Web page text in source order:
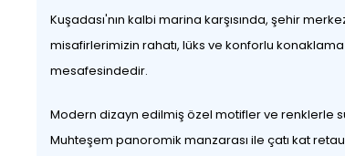
Kuşadası'nın kalbi marina karşısında, şehir
misafirlerimizin rahatı, lüks ve konforlu
mesafesindedir.
Modern dizayn edilmiş özel motifler ve renklerle
Muhteşem panoromik manzarası ile çatı kat